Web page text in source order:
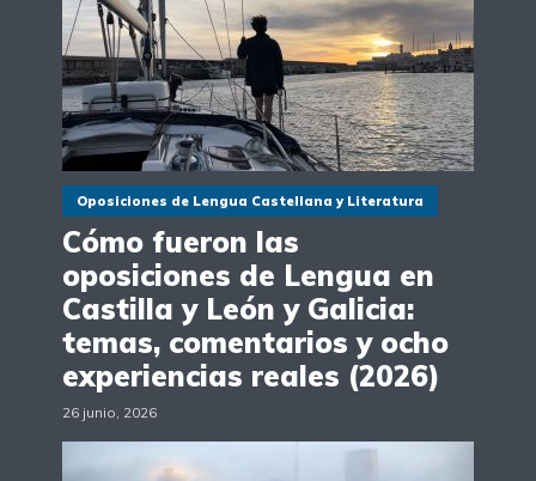
Oposiciones de Lengua Castellana y Literatura
Cómo fueron las
oposiciones de Lengua en
Castilla y León y Galicia:
temas, comentarios y ocho
experiencias reales (2026)
26 junio, 2026